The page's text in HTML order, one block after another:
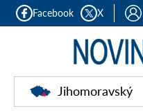
Facebook X
Jihomoravský